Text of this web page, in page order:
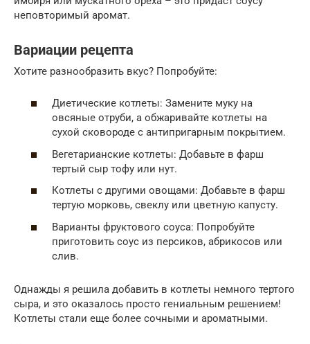
неповторимый аромат.
Вариации рецепта
Хотите разнообразить вкус? Попробуйте:
Диетические котлеты: Замените муку на
овсяные отруби, а обжаривайте котлеты на
сухой сковороде с антипригарным покрытием.
Вегетарианские котлеты: Добавьте в фарш
тертый сыр тофу или нут.
Котлеты с другими овощами: Добавьте в фарш
тертую морковь, свеклу или цветную капусту.
Варианты фруктового соуса: Попробуйте
приготовить соус из персиков, абрикосов или
слив.
Однажды я решила добавить в котлеты немного тертого
сыра, и это оказалось просто гениальным решением!
Котлеты стали еще более сочными и ароматными.